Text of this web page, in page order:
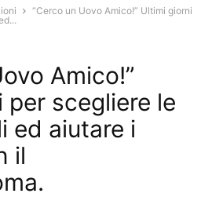
“Cerco un Uovo Amico!” Ultimi giorni
Amico!”
per scegliere le
ed aiutare i
il